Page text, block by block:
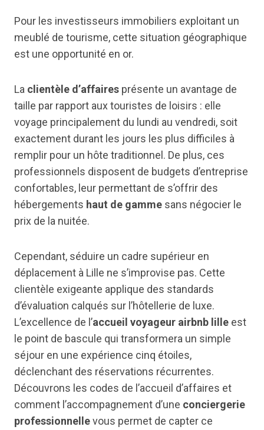
Pour les investisseurs immobiliers exploitant un
meublé de tourisme, cette situation géographique
est une opportunité en or.
La clientèle d’affaires présente un avantage de
taille par rapport aux touristes de loisirs : elle
voyage principalement du lundi au vendredi, soit
exactement durant les jours les plus difficiles à
remplir pour un hôte traditionnel. De plus, ces
professionnels disposent de budgets d’entreprise
confortables, leur permettant de s’offrir des
hébergements haut de gamme sans négocier le
prix de la nuitée.
Cependant, séduire un cadre supérieur en
déplacement à Lille ne s’improvise pas. Cette
clientèle exigeante applique des standards
d’évaluation calqués sur l’hôtellerie de luxe.
L’excellence de l’accueil voyageur airbnb lille est
le point de bascule qui transformera un simple
séjour en une expérience cinq étoiles,
déclenchant des réservations récurrentes.
Découvrons les codes de l’accueil d’affaires et
comment l’accompagnement d’une conciergerie
professionnellevous permet de capter ce